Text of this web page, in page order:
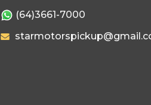
(64)3661-7000